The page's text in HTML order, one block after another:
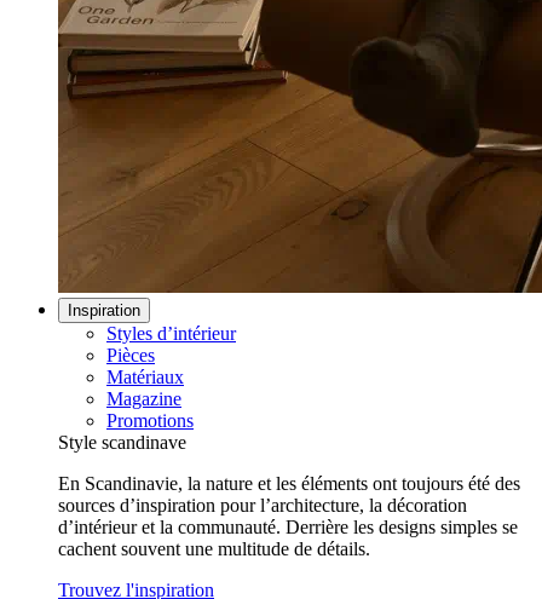
Inspiration
Styles d’intérieur
Pièces
Matériaux
Magazine
Promotions
Style scandinave
En Scandinavie, la nature et les éléments ont toujours été des
sources d’inspiration pour l’architecture, la décoration
d’intérieur et la communauté. Derrière les designs simples se
cachent souvent une multitude de détails.
Trouvez l'inspiration